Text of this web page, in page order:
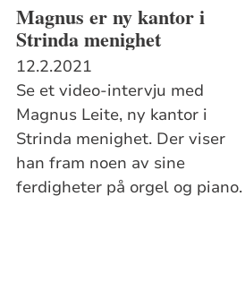
Magnus er ny kantor i
Strinda menighet
12.2.2021
Se et video-intervju med
Magnus Leite, ny kantor i
Strinda menighet. Der viser
han fram noen av sine
ferdigheter på orgel og piano.